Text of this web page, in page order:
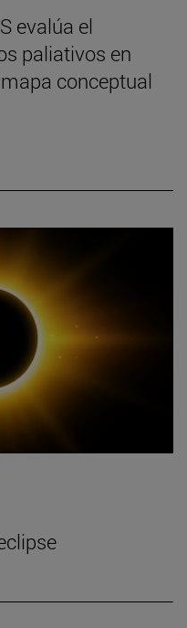
evalúa el
paliativos en
conceptual